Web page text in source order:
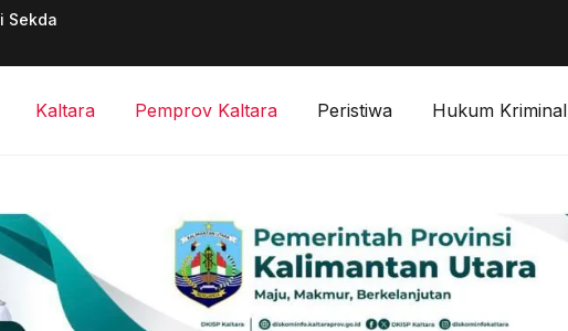
Sekda
Kaltara Pemprov Kaltara Peristiwa Hukum Kriminal